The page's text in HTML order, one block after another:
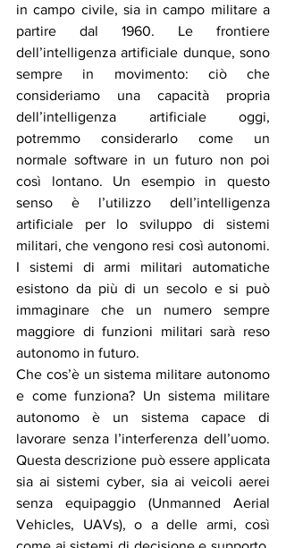
in campo civile, sia in campo militare a
partire dal 1960. Le frontiere
dell’intelligenza artificiale dunque, sono
sempre in movimento: ciò che
consideriamo una capacità propria
dell’intelligenza artificiale oggi,
potremmo considerarlo come un
normale software in un futuro non poi
così lontano. Un esempio in questo
senso è l’utilizzo dell’intelligenza
artificiale per lo sviluppo di sistemi
militari, che vengono resi così autonomi.
I sistemi di armi militari automatiche
esistono da più di un secolo e si può
immaginare che un numero sempre
maggiore di funzioni militari sarà reso
autonomo in futuro.
Che cos’è un sistema militare autonomo
e come funziona? Un sistema militare
autonomo è un sistema capace di
lavorare senza l’interferenza dell’uomo.
Questa descrizione può essere applicata
sia ai sistemi cyber, sia ai veicoli aerei
senza equipaggio (Unmanned Aerial
Vehicles, UAVs), o a delle armi, così